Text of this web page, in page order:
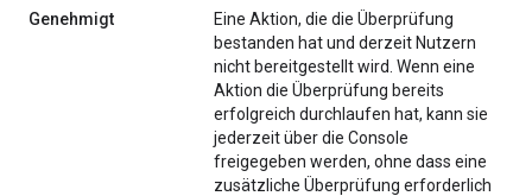
Genehmigt
Eine Aktion, die die Überprüfung
bestanden hat und derzeit Nutzern
nicht bereitgestellt wird. Wenn eine
Aktion die Überprüfung bereits
erfolgreich durchlaufen hat, kann sie
jederzeit über die Console
freigegeben werden, ohne dass eine
zusätzliche Überprüfung erforderlich